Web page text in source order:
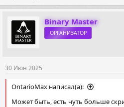
Binary Master
ОРГАНИЗАТОР
30 Июн 2025
OntarioMax написал(а):
Может быть, есть чуть больше